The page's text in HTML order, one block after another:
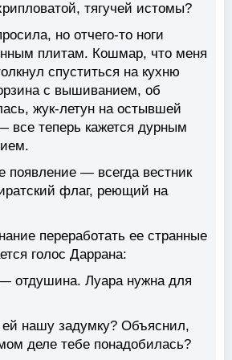
тягучей истомы?
но отчего-то ноги
плитам. Кошмар, что меня
спуститься на кухню
с вышиванием, об
жук-летун на остывшей
все теперь кажется дурным
появление — всегда вестник
флаг, реющий на
переработать ее странные
голос Даррана:
отдушина. Луара нужна для
нашу задумку? Объяснил,
деле тебе понадобилась?